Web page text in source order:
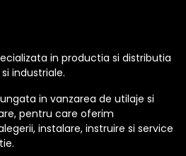
in productia si distributia
industriale.
in vanzarea de utilaje si
pentru care oferim
instalare, instruire si service